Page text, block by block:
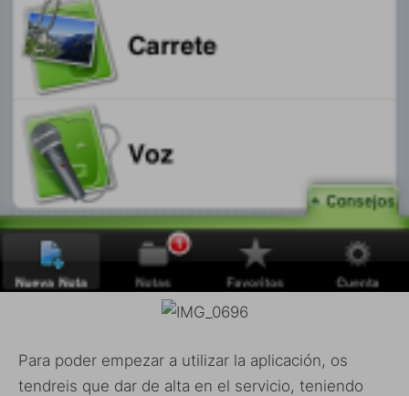
Para poder empezar a utilizar la aplicación, os
tendreis que dar de alta en el servicio, teniendo